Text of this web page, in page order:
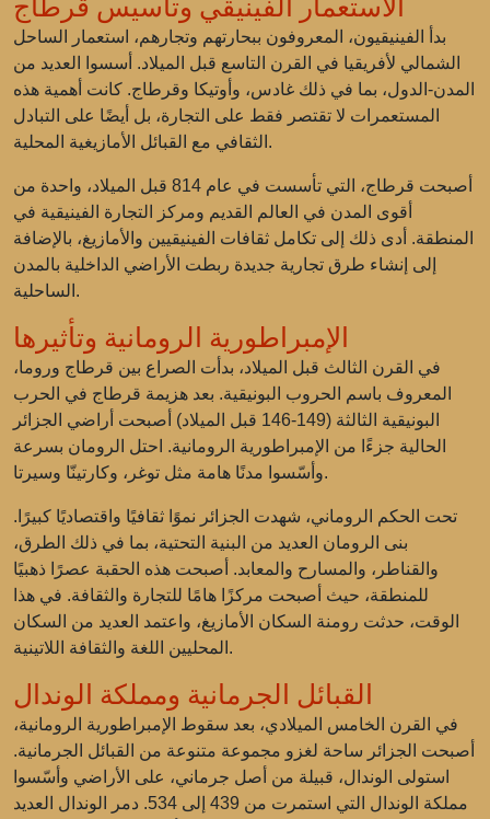
الاستعمار الفينيقي وتأسيس قرطاج
بدأ الفينيقيون، المعروفون ببحارتهم وتجارهم، استعمار الساحل
الشمالي لأفريقيا في القرن التاسع قبل الميلاد. أسسوا العديد من
المدن-الدول، بما في ذلك غادس، وأوتيكا وقرطاج. كانت أهمية هذه
المستعمرات لا تقتصر فقط على التجارة، بل أيضًا على التبادل
الثقافي مع القبائل الأمازيغية المحلية.
أصبحت قرطاج، التي تأسست في عام 814 قبل الميلاد، واحدة من
أقوى المدن في العالم القديم ومركز التجارة الفينيقية في
المنطقة. أدى ذلك إلى تكامل ثقافات الفينيقيين والأمازيغ، بالإضافة
إلى إنشاء طرق تجارية جديدة ربطت الأراضي الداخلية بالمدن
الساحلية.
الإمبراطورية الرومانية وتأثيرها
في القرن الثالث قبل الميلاد، بدأت الصراع بين قرطاج وروما،
المعروف باسم الحروب البونيقية. بعد هزيمة قرطاج في الحرب
البونيقية الثالثة (149-146 قبل الميلاد) أصبحت أراضي الجزائر
الحالية جزءًا من الإمبراطورية الرومانية. احتل الرومان بسرعة
وأسّسوا مدنًا هامة مثل توغر، وكارتينّا وسيرتا.
تحت الحكم الروماني، شهدت الجزائر نموًا ثقافيًا واقتصاديًا كبيرًا.
بنى الرومان العديد من البنية التحتية، بما في ذلك الطرق،
والقناطر، والمسارح والمعابد. أصبحت هذه الحقبة عصرًا ذهبيًا
للمنطقة، حيث أصبحت مركزًا هامًا للتجارة والثقافة. في هذا
الوقت، حدثت رومنة السكان الأمازيغ، واعتمد العديد من السكان
المحليين اللغة والثقافة اللاتينية.
القبائل الجرمانية ومملكة الوندال
في القرن الخامس الميلادي، بعد سقوط الإمبراطورية الرومانية،
أصبحت الجزائر ساحة لغزو مجموعة متنوعة من القبائل الجرمانية.
استولى الوندال، قبيلة من أصل جرماني، على الأراضي وأسّسوا
مملكة الوندال التي استمرت من 439 إلى 534. دمر الوندال العديد